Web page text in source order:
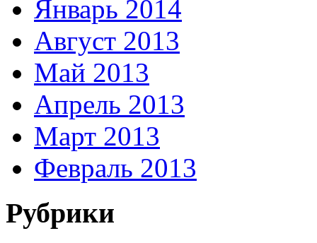
Январь 2014
Август 2013
Май 2013
Апрель 2013
Март 2013
Февраль 2013
Рубрики